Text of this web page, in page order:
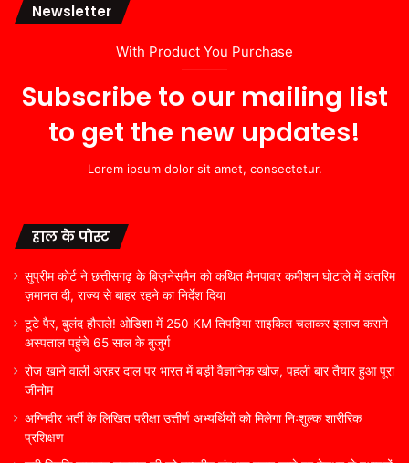
Newsletter
With Product You Purchase
Subscribe to our mailing list
to get the new updates!
Lorem ipsum dolor sit amet, consectetur.
हाल के पोस्ट
सुप्रीम कोर्ट ने छत्तीसगढ़ के बिज़नेसमैन को कथित मैनपावर कमीशन घोटाले में अंतरिम
ज़मानत दी, राज्य से बाहर रहने का निर्देश दिया
टूटे पैर, बुलंद हौसले! ओडिशा में 250 KM तिपहिया साइकिल चलाकर इलाज कराने
अस्पताल पहुंचे 65 साल के बुजुर्ग
रोज खाने वाली अरहर दाल पर भारत में बड़ी वैज्ञानिक खोज, पहली बार तैयार हुआ पूरा
जीनोम
अग्निवीर भर्ती के लिखित परीक्षा उत्तीर्ण अभ्यर्थियों को मिलेगा निःशुल्क शारीरिक
प्रशिक्षण